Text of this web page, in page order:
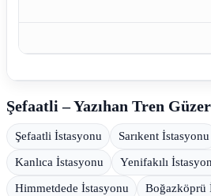
Şefaatli – Yazıhan Tren
Şefaatli İstasyonu Sarıkent İstasyonu
Kanlıca İstasyonu Yenifakılı
Himmetdede İstasyonu Boğazköprü